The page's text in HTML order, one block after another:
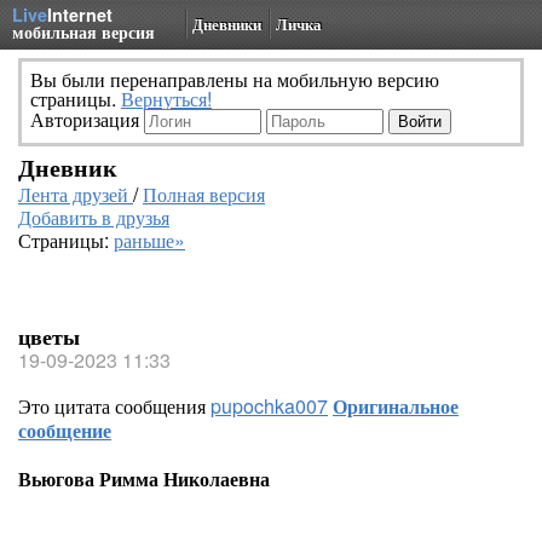
LiveInternet
мобильная версия Дневники Личка
Вы были перенаправлены на мобильную версию
страницы. Вернуться!
Авторизация
Дневник
Лента друзей /Полная версия
Добавить в друзья
Страницы: раньше»
цветы
19-09-2023 11:33
Это цитата сообщенияpupochka007Оригинальное
сообщение
Вьюгова Римма Николаевна